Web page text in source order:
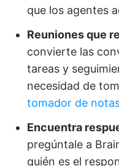
que los agentes
Reuniones que
convierte las
tareas y
necesidad de
tomador de
Encuentra
pregúntale a
quién es el